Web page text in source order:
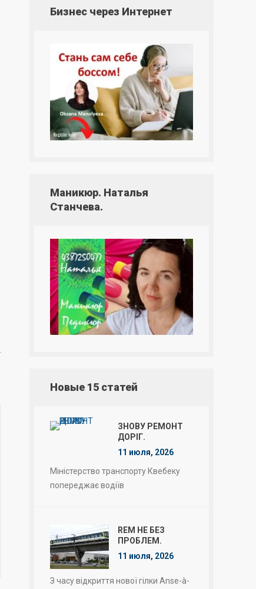
Бизнес через Интернет
Маникюр. Наталья
Станчева.
Новые 15 статей
ЗНОВУ РЕМОНТ
ДОРІГ.
11 июля, 2026
Міністерство транспорту Квебеку
попереджає водіїв
REM НЕ БЕЗ
ПРОБЛЕМ.
11 июля, 2026
З часу відкриття нової гілки Anse-à-